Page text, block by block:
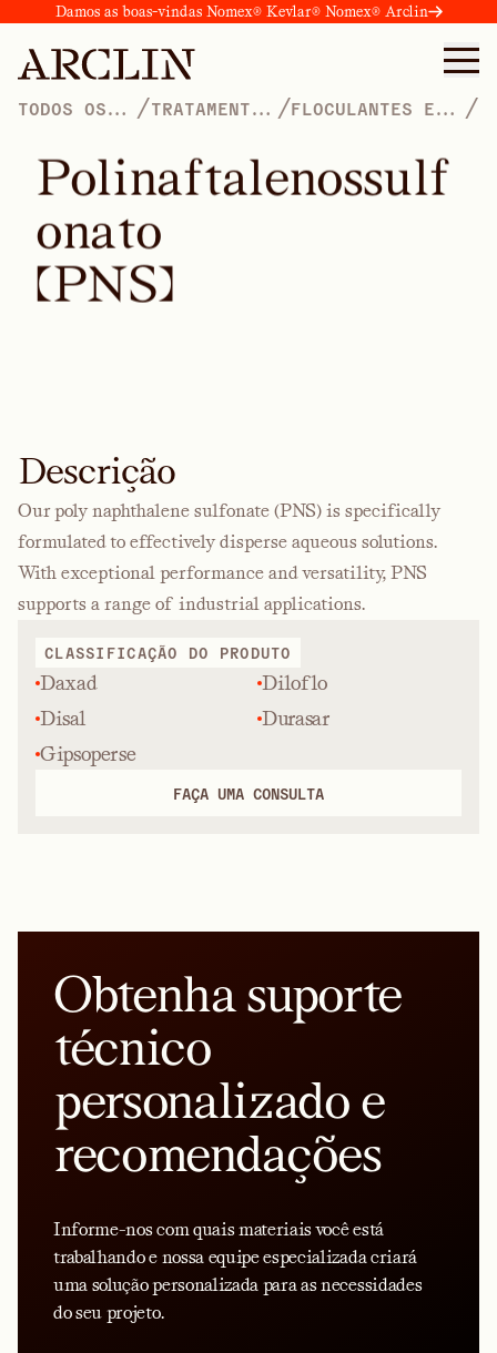
Damos as boas-vindas Nomex® Kevlar® Nomex® Arclin
TODOS OS
/TRATAMENTO
/FLOCULANTES E
/
Polinaftalenossulf
onato
(PNS)
Descrição
Our poly naphthalene sulfonate (PNS) is specifically
formulated to effectively disperse aqueous solutions.
With exceptional performance and versatility, PNS
supports a range of industrial applications.
CLASSIFICAÇÃO DO PRODUTO
Daxad
Diloflo
Disal
Durasar
Gipsoperse
FAÇA UMA CONSULTA
Obtenha suporte
técnico
personalizado e
recomendações
Informe-nos com quais materiais você está
trabalhando e nossa equipe especializada criará
uma solução personalizada para as necessidades
do seu projeto.